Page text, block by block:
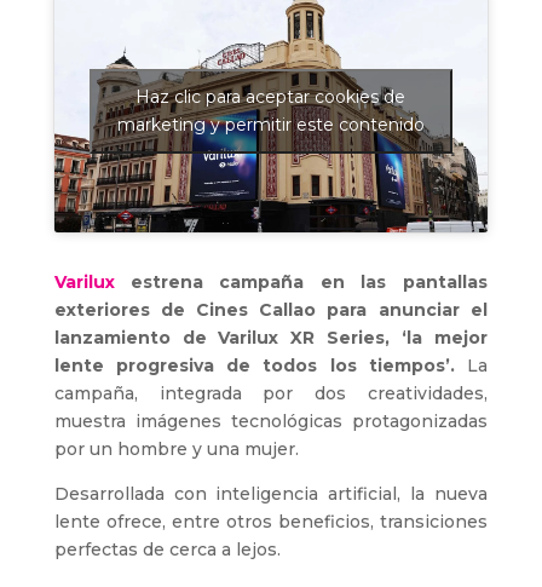
Haz clic para aceptar cookies de
marketing y permitir este contenido
Varilux
estrena campaña en las pantallas
exteriores de Cines Callao para anunciar el
lanzamiento de Varilux XR Series, ‘la mejor
lente progresiva de todos los tiempos’.La
campaña, integrada por dos creatividades,
muestra imágenes tecnológicas protagonizadas
por un hombre y una mujer.
Desarrollada con inteligencia artificial, la nueva
lente ofrece, entre otros beneficios, transiciones
perfectas de cerca a lejos.